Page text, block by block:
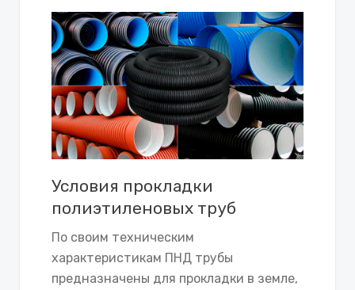
Условия прокладки
полиэтиленовых труб
По своим техническим
характеристикам ПНД трубы
предназначены для прокладки в земле,